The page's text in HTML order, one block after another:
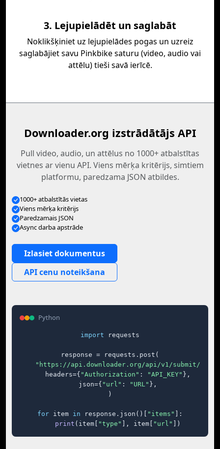
3. Lejupielādēt un saglabāt
Noklikšķiniet uz lejupielādes pogas un uzreiz
saglabājiet savu Pinkbike saturu (video, audio vai
attēlu) tieši savā ierīcē.
Downloader.org izstrādātājs API
Pull video, audio, un attēlus no 1000+ atbalstītas
vietnes ar vienu API. Viens mērķa kritērijs, simtiem
platformu, paredzama JSON atbildes.
1000+ atbalstītās vietas
Viens mērķa kritērijs
Paredzamais JSON
Async darba apstrāde
Izlasiet dokumentus
API cenu noteikšana
Python
import requests
response = requests.post(
"https://api.downloader.org/api/v1/submit/"
    headers={
"Authorization" : "API_KEY" },
    json={
"url" : "URL" },
)
for item in response.json()[ "items"
]:
print (item[ "type" ], item[ "url" ])